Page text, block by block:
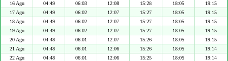
16 Agu
04:49 06:03 12:08 15:28 18:05
19:15
17 Agu
04:49 06:02 12:07 15:27 18:05
19:15
18 Agu
04:49 06:02 12:07 15:27 18:05
19:15
19 Agu
04:49 06:02 12:07 15:27 18:05
19:15
20 Agu
04:48 06:01 12:07 15:26 18:05
19:15
21 Agu
04:48 06:01 12:06 15:26 18:05
19:14
22 Agu
04:48 06:01 12:06 15:25 18:05
19:14